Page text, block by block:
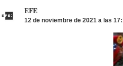
EFE
12 de noviembre de 2021 a las